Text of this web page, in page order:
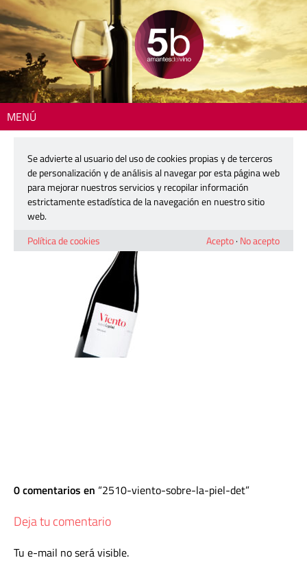
MENÚ
2510-viento-sobre-la-piel-det
13 octubre, 2025
0 comentarios en 2510-viento-sobre-la-piel-det
Deja tu comentario
Tu e-mail no será visible.
Se advierte al usuario del uso de cookies propias y de terceros
de personalización y de análisis al navegar por esta página web
para mejorar nuestros servicios y recopilar información
estrictamente estadística de la navegación en nuestro sitio
web.
Política de cookies
Acepto· No acepto